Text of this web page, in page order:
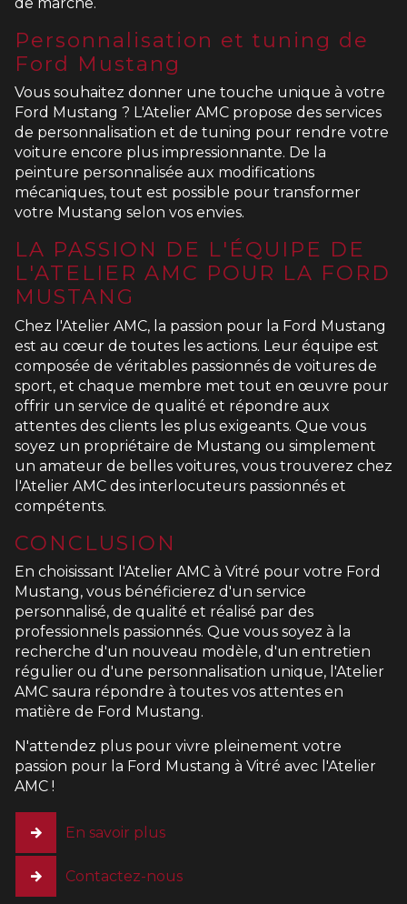
Personnalisation et tuning de
Ford Mustang
Vous souhaitez donner une touche unique à votre
Ford Mustang ? L'Atelier AMC propose des services
de personnalisation et de tuning pour rendre votre
voiture encore plus impressionnante. De la
peinture personnalisée aux modifications
mécaniques, tout est possible pour transformer
votre Mustang selon vos envies.
LA PASSION DE L'ÉQUIPE DE
L'ATELIER AMC POUR LA FORD
MUSTANG
Chez l'Atelier AMC, la passion pour la Ford Mustang
est au cœur de toutes les actions. Leur équipe est
composée de véritables passionnés de voitures de
sport, et chaque membre met tout en œuvre pour
offrir un service de qualité et répondre aux
attentes des clients les plus exigeants. Que vous
soyez un propriétaire de Mustang ou simplement
un amateur de belles voitures, vous trouverez chez
l'Atelier AMC des interlocuteurs passionnés et
compétents.
CONCLUSION
En choisissant l'Atelier AMC à Vitré pour votre Ford
Mustang, vous bénéficierez d'un service
personnalisé, de qualité et réalisé par des
professionnels passionnés. Que vous soyez à la
recherche d'un nouveau modèle, d'un entretien
régulier ou d'une personnalisation unique, l'Atelier
AMC saura répondre à toutes vos attentes en
matière de Ford Mustang.
N'attendez plus pour vivre pleinement votre
passion pour la Ford Mustang à Vitré avec l'Atelier
AMC !
En savoir plus
Contactez-nous